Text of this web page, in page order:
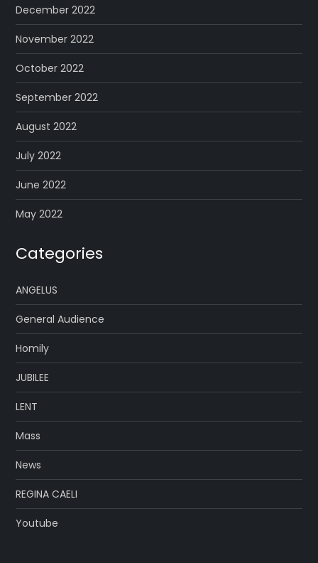
December 2022
November 2022
October 2022
September 2022
August 2022
July 2022
June 2022
May 2022
Categories
ANGELUS
General Audience
Homily
JUBILEE
LENT
Mass
News
REGINA CAELI
Youtube